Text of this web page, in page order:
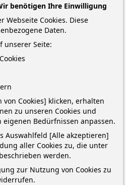
*Lieferung in 2-5 Werktagen*
die Bestellung
zwischen
Donnerstag 13 August mitDHL
benötigen Ihre Einwilligung
Webseite Cookies. Diese
Daten.
unserer Seite:
Cookies] klicken, erhalten
zu unseren Cookies und
Bedürfnissen anpassen.
Auswahlfeld [Alle akzeptieren]
aller Cookies zu, die unter
werden.
zur Nutzung von Cookies zu